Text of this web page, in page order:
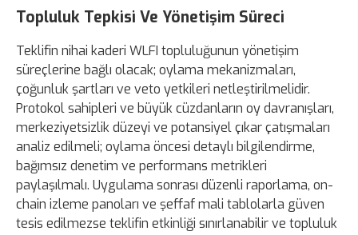
Topluluk Tepkisi Ve Yönetişim Süreci
Teklifin nihai kaderi WLFI topluluğunun yönetişim
süreçlerine bağlı olacak; oylama mekanizmaları,
çoğunluk şartları ve veto yetkileri netleştirilmelidir.
Protokol sahipleri ve büyük cüzdanların oy davranışları,
merkeziyetsizlik düzeyi ve potansiyel çıkar çatışmaları
analiz edilmeli; oylama öncesi detaylı bilgilendirme,
bağımsız denetim ve performans metrikleri
paylaşılmalı. Uygulama sonrası düzenli raporlama, on-
chain izleme panoları ve şeffaf mali tablolarla güven
tesis edilmezse teklifin etkinliği sınırlanabilir ve topluluk